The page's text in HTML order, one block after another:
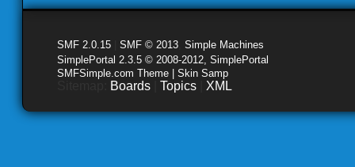
SMF 2.0.15 SMF © 2013 Simple Machines
SimplePortal 2.3.5 © 2008-2012, SimplePortal
SMFSimple.com Theme | Skin Samp
Boards Topics XML